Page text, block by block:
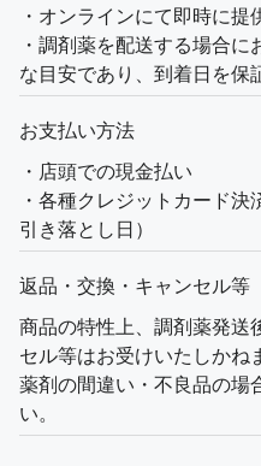
・オンラインにて即時に提
・調剤薬を配送する場合
な目安であり、到着日を保
お支払い方法
・店頭での現金払い
・各種クレジットカード
引き落とし日）
返品・交換・キャンセル等
商品の特性上、調剤薬発送
セル等はお受けいたしかね
薬剤の間違い・不良品の場
い。